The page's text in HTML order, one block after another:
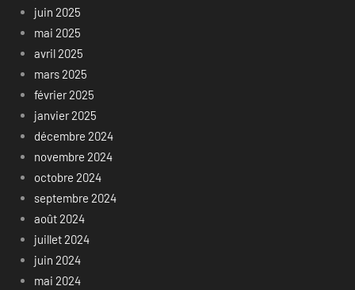
juin 2025
mai 2025
avril 2025
mars 2025
février 2025
janvier 2025
décembre 2024
novembre 2024
octobre 2024
septembre 2024
août 2024
juillet 2024
juin 2024
mai 2024